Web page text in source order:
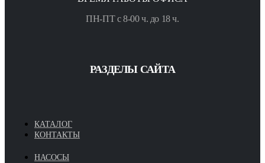
ПН-ПТ с 8-00 ч. до 18 ч.
РАЗДЕЛЫ САЙТА
КАТАЛОГ
КОНТАКТЫ
НАСОСЫ